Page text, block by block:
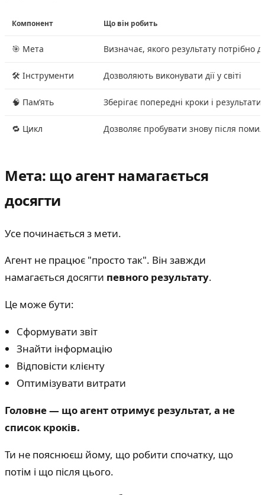
Компонент Що він робить
🎯 Мета Визначає, якого результату потрібно
🛠 Інструменти Дозволяють виконувати дії у світі
🧠 Памʼять Зберігає попередні кроки і результати
🔁 Цикл Дозволяє пробувати знову після
Мета: що агент намагається
досягти
Усе починається з мети.
Агент не працює "просто так". Він завжди
намагається досягти певного результату.
Це може бути:
Сформувати звіт
Знайти інформацію
Відповісти клієнту
Оптимізувати витрати
Головне — що агент отримує результат, а не
список кроків.
Ти не пояснюєш йому, що робити спочатку, що
потім і що після цього.